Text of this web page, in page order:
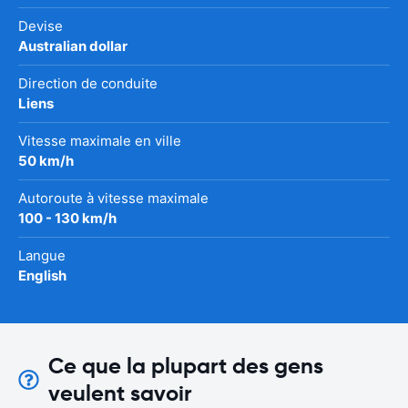
Devise
Australian dollar
Direction de conduite
Liens
Vitesse maximale en ville
50 km/h
Autoroute à vitesse maximale
100 - 130 km/h
Langue
English
Ce que la plupart des gens
veulent savoir